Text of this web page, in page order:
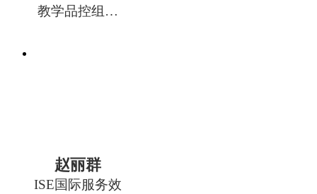
教学品控组组
赵丽群
ISE国际服务效